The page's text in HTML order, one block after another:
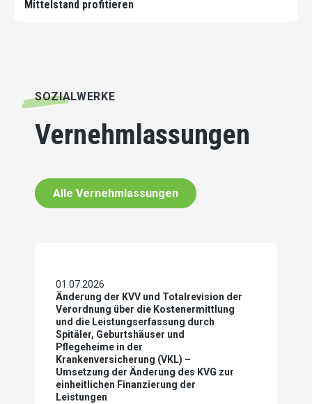
Mittelstand profitieren
SOZIALWERKE
Vernehmlassungen
Alle Vernehmlassungen
01.07.2026
Änderung der KVV und Totalrevision der
Verordnung über die Kostenermittlung
und die Leistungserfassung durch
Spitäler, Geburtshäuser und
Pflegeheime in der
Krankenversicherung (VKL) –
Umsetzung der Änderung des KVG zur
einheitlichen Finanzierung der
Leistungen